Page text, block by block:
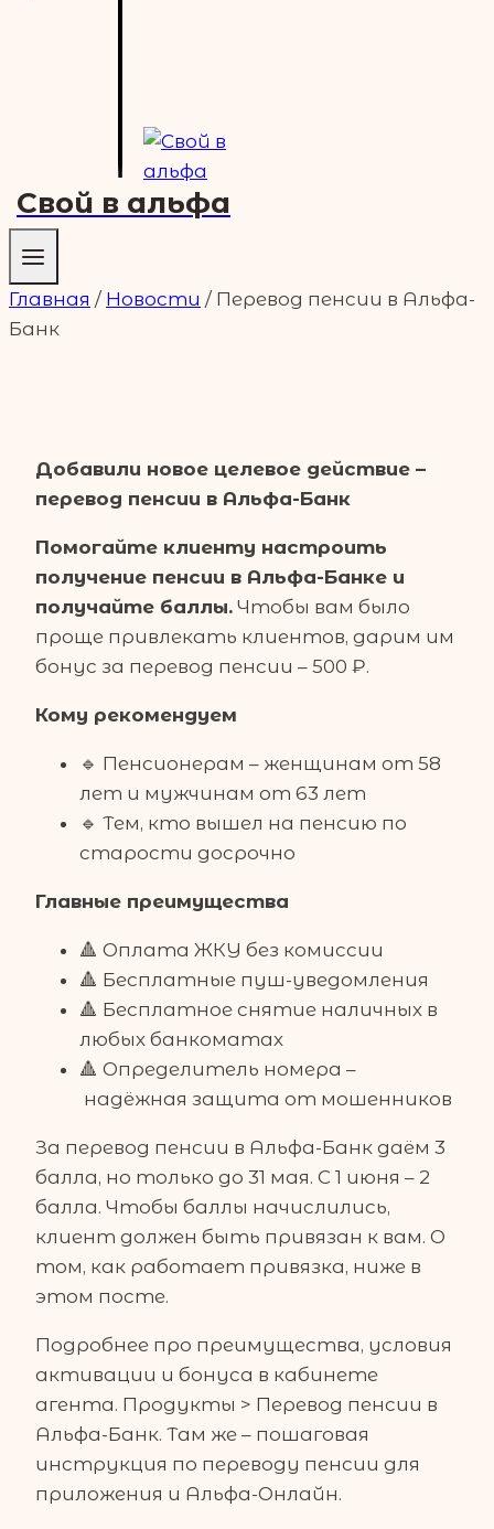
Свой в альфа
Главная / Новости / Перевод пенсии в Альфа-
Банк
Добавили новое целевое действие –
перевод пенсии в Альфа-Банк
Помогайте клиенту настроить
получение пенсии в Альфа-Банке и
получайте баллы. Чтобы вам было
проще привлекать клиентов, дарим им
бонус за перевод пенсии – 500 ₽.
Кому рекомендуем
🔹 Пенсионерам – женщинам от 58
лет и мужчинам от 63 лет
🔹 Тем, кто вышел на пенсию по
старости досрочно
Главные преимущества
🔺 Оплата ЖКУ без комиссии
🔺 Бесплатные пуш-уведомления
🔺 Бесплатное снятие наличных в
любых банкоматах
🔺 Определитель номера –
надёжная защита от мошенников
За перевод пенсии в Альфа-Банк даём 3
балла, но только до 31 мая. С 1 июня – 2
балла. Чтобы баллы начислились,
клиент должен быть привязан к вам. О
том, как работает привязка, ниже в
этом посте.
Подробнее про преимущества, условия
активации и бонуса в кабинете
агента. Продукты > Перевод пенсии в
Альфа-Банк. Там же – пошаговая
инструкция по переводу пенсии для
приложения и Альфа-Онлайн.